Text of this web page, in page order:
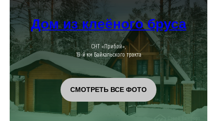
Дом из клеёного бруса
СНТ «Прибой»,
19-й км Байкальского тракта
СМОТРЕТЬ ВСЕ ФОТО